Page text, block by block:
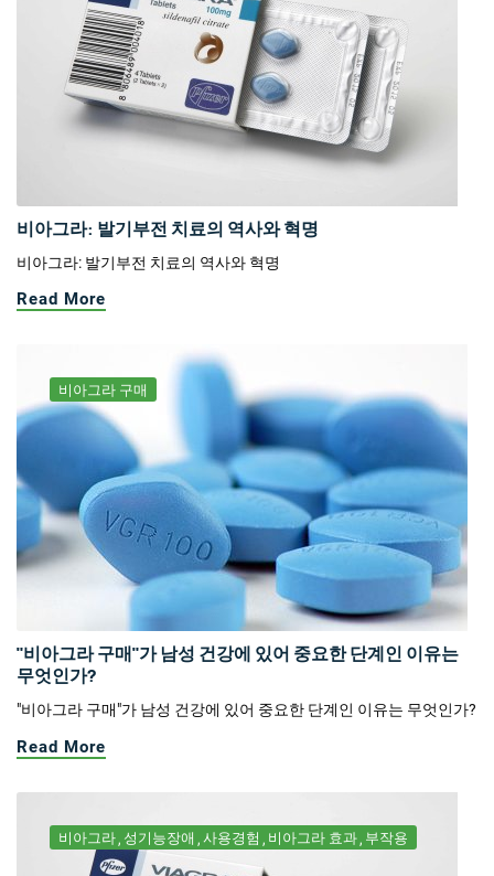
비아그라: 발기부전 치료의 역사와 혁명
비아그라: 발기부전 치료의 역사와 혁명
Read More
비아그라 구매
"비아그라 구매"가 남성 건강에 있어 중요한 단계인 이유는
무엇인가?
"비아그라 구매"가 남성 건강에 있어 중요한 단계인 이유는 무엇인가?
Read More
비아그라 성기능장애 사용경험 비아그라 효과 부작용